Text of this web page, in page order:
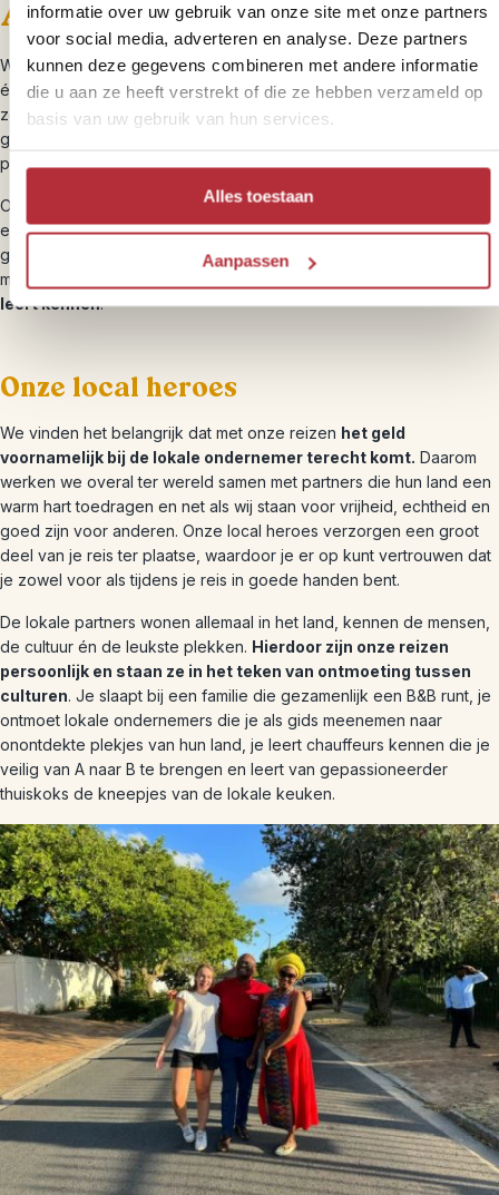
informatie over uw gebruik van onze site met onze partners
voor social media, adverteren en analyse. Deze partners
kunnen deze gegevens combineren met andere informatie
die u aan ze heeft verstrekt of die ze hebben verzameld op
basis van uw gebruik van hun services.
Alles toestaan
Aanpassen
Afrika-experts
We hebbenmeer dan 120 bestemmingsexperts werkendie
één of meerdere bestemmingen op hun duimpje kennen. We doen
zelf niets liever dan reizen en hebben al heel veel van de wereld
gezien met elkaar.
persoonlijke reizen.
Onze handpicked hotels kiezen we op basis van onze eigen
ervaringen en samen met onze lokale partners selecteren we de
gaafste activiteiten voor je. Zo bouwen we jouw rondreis op maat
met de meest logische route
leert kennen.
Onze local heroes
We vinden het belangrijk dat met onze reizen het geld
voornamelijk bij de lokale ondernemer terecht komt. Daarom
werken we overal ter wereld samen met partners die hun land een
warm hart toedragen en net als wij staan voor vrijheid, echtheid en
goed zijn voor anderen. Onze local heroes verzorgen een groot
deel van je reis ter plaatse, waardoor je er op kunt vertrouwen dat
je zowel voor als tijdens je reis in goede handen bent.
De lokale partners wonen allemaal in het land, kennen de mensen,
de cultuur én de leukste plekken. Hierdoor zijn onze reizen
persoonlijk en staan ze in het teken van ontmoeting tussen
culturen. Je slaapt bij een familie die gezamenlijk een B&B runt, je
ontmoet lokale ondernemers die je als gids meenemen naar
onontdekte plekjes van hun land, je leert chauffeurs kennen die je
veilig van A naar B te brengen en leert van gepassioneerder
thuiskoks de kneepjes van de lokale keuken.